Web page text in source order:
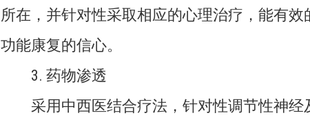
所在，并针对性采取相应的心理治疗，能有
功能康复的信心。
3. 药物渗透
采用中西医结合疗法，针对性调节性神经